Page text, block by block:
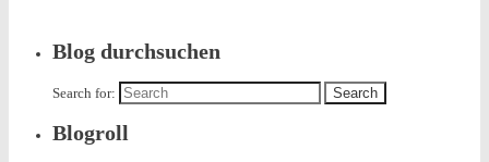
Blog durchsuchen
Search for:
Blogroll